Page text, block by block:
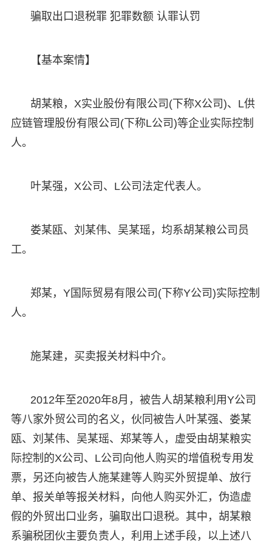
骗取出口退税罪 犯罪数额 认罪认罚
【基本案情】
胡某粮，X实业股份有限公司(下称X公司)、L供
应链管理股份有限公司(下称L公司)等企业实际控制
人。
叶某强，X公司、L公司法定代表人。
娄某瓯、刘某伟、吴某瑶，均系胡某粮公司员
工。
郑某，Y国际贸易有限公司(下称Y公司)实际控制
人。
施某建，买卖报关材料中介。
2012年至2020年8月，被告人胡某粮利用Y公司
等八家外贸公司的名义，伙同被告人叶某强、娄某
瓯、刘某伟、吴某瑶、郑某等人，虚受由胡某粮实
际控制的X公司、L公司向他人购买的增值税专用发
票，另还向被告人施某建等人购买外贸提单、放行
单、报关单等报关材料，向他人购买外汇，伪造虚
假的外贸出口业务，骗取出口退税。其中，胡某粮
系骗税团伙主要负责人，利用上述手段，以上述八